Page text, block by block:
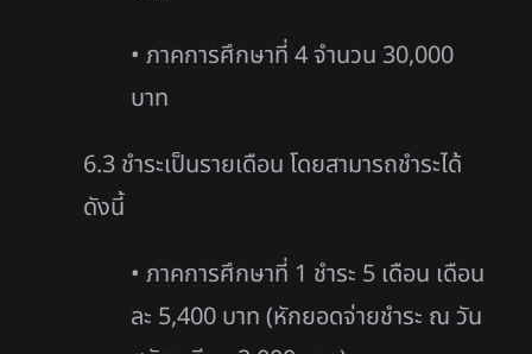
• ภาคการศึกษาที่ 4 จำนวน 30,000
บาท
6.3 ชำระเป็นรายเดือน โดยสามารถชำระได้
ดังนี้
• ภาคการศึกษาที่ 1 ชำระ 5 เดือน เดือน
ละ 5,400 บาท (หักยอดจ่ายชำระ ณ วัน